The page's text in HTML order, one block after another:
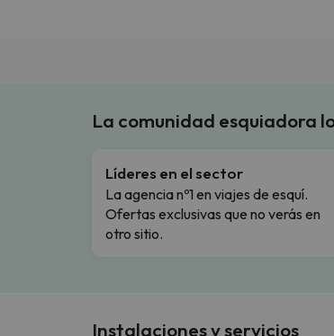
La comunidad esquiadora
Líderes en el sector
La agencia nº1 en viajes de esquí.
Ofertas exclusivas que no verás en
otro sitio.
Instalaciones y servicios